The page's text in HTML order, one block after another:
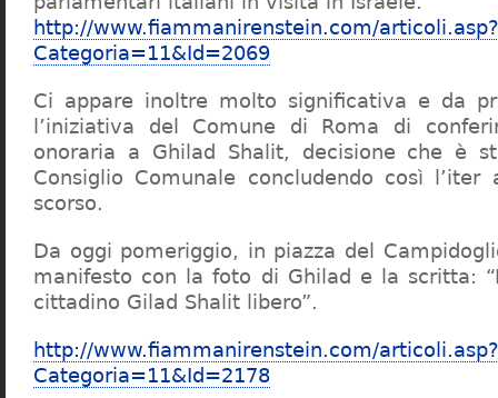
http://www.fiammanirenstein.com/articoli.asp?
Categoria=11&Id=2069
Ci appare inoltre molto significativa e da
l’iniziativa del Comune di Roma di
onoraria a Ghilad Shalit, decisione che è
Consiglio Comunale concludendo così
scorso.
Da oggi pomeriggio, in piazza del
manifesto con la foto di Ghilad e la scritta:
cittadino Gilad Shalit libero”.
http://www.fiammanirenstein.com/articoli.asp?
Categoria=11&Id=2178